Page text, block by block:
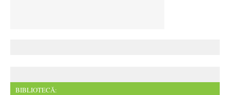
BIBLIOTECĂ: